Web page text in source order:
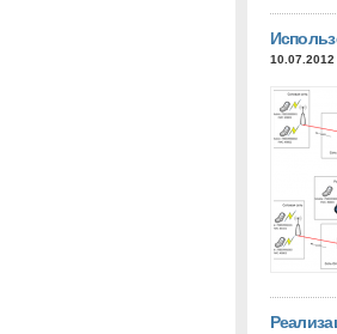
10.07.2012